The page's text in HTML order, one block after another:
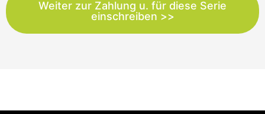
Weiter zur Zahlung u. für diese Serie
einschreiben >>